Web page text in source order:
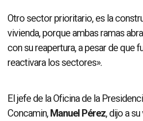
Otro sector prioritario, es la
vivienda, porque ambas ramas
con su reapertura, a pesar de que
reactivara los sectores».
El jefe de la Oficina de la
Concamin, Manuel Pérez, dijo a